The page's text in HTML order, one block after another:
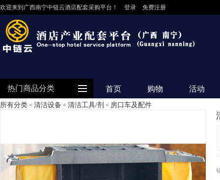
欢迎来到广西南宁中链云酒店配套采购平台！ 登录 免费注册
热门商品分类 首页 购物 活动
餐饮用品
纺织布草
所有分类 < 清洁设备 < 清洁工具/剂 < 房口车及配件